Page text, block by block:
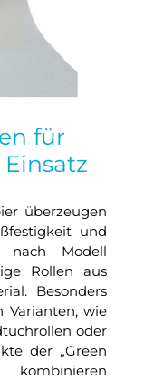
für
überzeugen
und
nach Modell
Rollen aus
Besonders
Varianten, wie
oder
der „Green